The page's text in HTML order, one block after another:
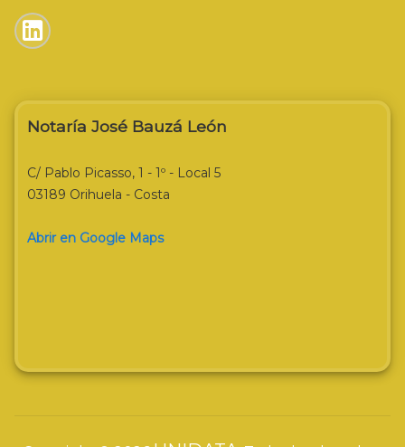
Notaría José Bauzá León
C/ Pablo Picasso, 1 - 1º - Local 5
03189 Orihuela - Costa
Abrir en Google Maps